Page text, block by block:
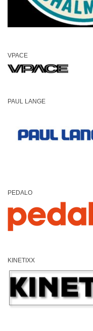
VPACE
PAUL LANGE
PEDALO
KINETIXX